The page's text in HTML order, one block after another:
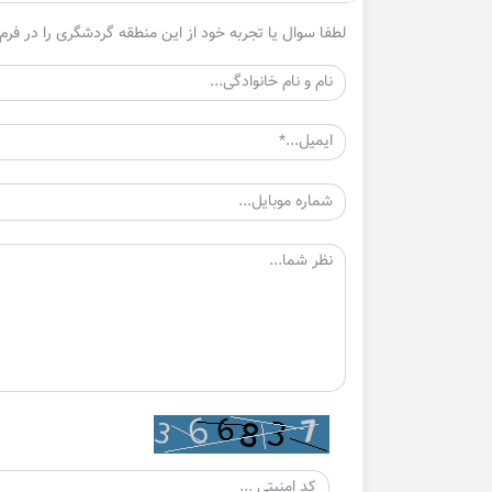
لطفا سوال یا تجربه خود از این منطقه گردشگری را در